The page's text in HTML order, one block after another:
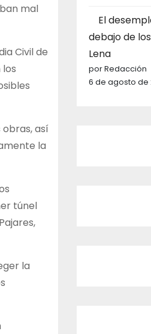
mal
Civil de
así
la
túnel
la
El
debajo de
Lena
por Redacción
6 de agosto de